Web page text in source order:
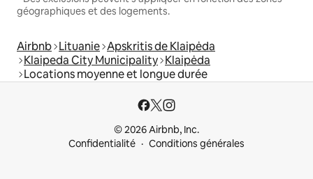
géographiques et des logements.
Airbnb Lituanie Apskritis de Klaipėda
Klaipeda City Municipality Klaipėda
Locations moyenne et longue durée
© 2026 Airbnb, Inc.
Confidentialité
Conditions générales